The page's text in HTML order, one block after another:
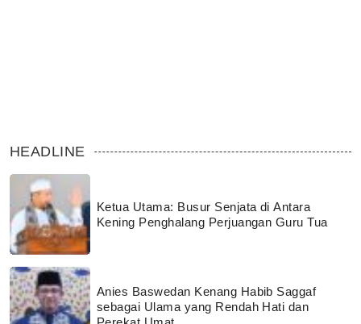
HEADLINE
Ketua Utama: Busur Senjata di Antara
Kening Penghalang Perjuangan Guru Tua
Anies Baswedan Kenang Habib Saggaf
sebagai Ulama yang Rendah Hati dan